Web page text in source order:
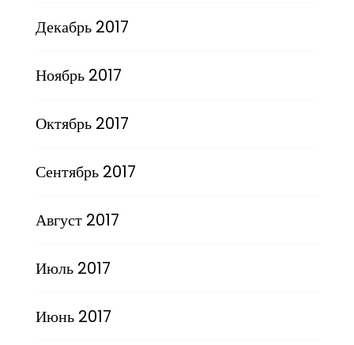
Декабрь 2017
Ноябрь 2017
Октябрь 2017
Сентябрь 2017
Август 2017
Июль 2017
Июнь 2017